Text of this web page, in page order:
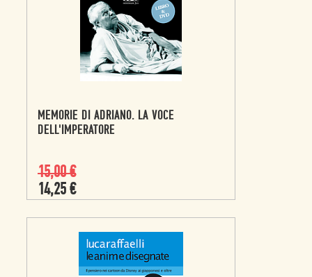
MEMORIE DI ADRIANO. LA VOCE
DELL'IMPERATORE
15,00€
14,25 €